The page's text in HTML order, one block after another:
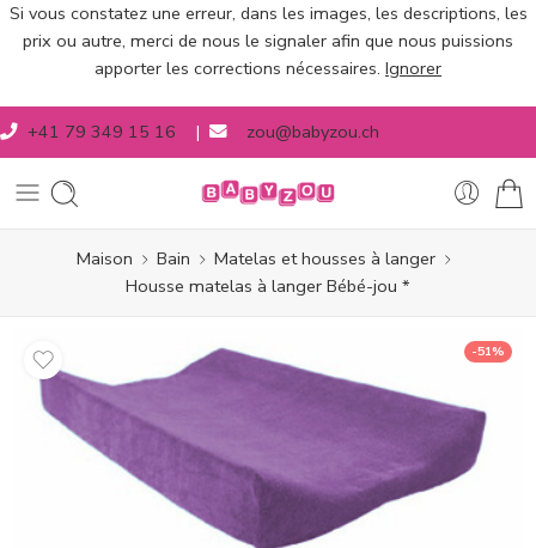
Si vous constatez une erreur, dans les images, les descriptions, les
prix ou autre, merci de nous le signaler afin que nous puissions
apporter les corrections nécessaires. Ignorer
+41 79 349 15 16 | zou@babyzou.ch
Maison Bain
Matelas et housses à langer
Housse matelas à langer Bébé-jou *
-51%